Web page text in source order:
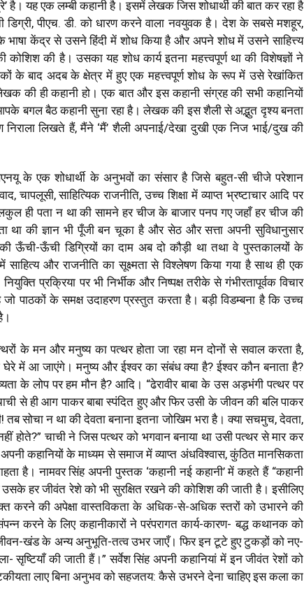
है। यह एक लम्बी कहानी है। इसमें लेखक जिस शोधार्थी की बात कर रहा है
डिग्री, पीएच. डी. को धारण करने वाला नवयुवक है। देश के सबसे मशहूर,
के भाषा केंद्र से उसने हिंदी में शोध किया है और अपने शोध में उसने साहित्त्य
की है। उसका यह शोध कार्य इतना महत्त्वपूर्ण था की विशेषज्ञों ने
के बाद अदब के क्षेत्र में हुए एक महत्त्वपूर्ण शोध के रूप में उसे रेखांकित
की ही कहानी हो। एक बात और इस कहानी संग्रह की सभी कहानियों
बगल बैठ कहानी सुना रहा है। लेखक की इस शैली से अद्भुत दृश्य बनता
निराला लिखते हैं, मैंने ‘मैं’ शैली अपनाई/देखा दुखी एक निज भाई/दुख की
के एक शोधार्थी के अनुभवों का संसार है जिसे बहुत-सी चीजे परेशान
चापलूसी, साहित्यिक राजनीति, उच्च शिक्षा में व्याप्त भ्रष्टाचार आदि पर
ही पता न था की सामने हर चीज के बाजार पनप गए जहाँ हर चीज की
था की ज्ञान भी पूँजी बन चूका है और सेठ और सत्ता अपनी सुविधानुसार
ऊँची-ऊँची डिग्रियों का दाम अब दो कौड़ी था तथा वे पुस्तकालयों के
और राजनीति का सूक्ष्मता से विश्लेषण किया गया है साथ ही एक
प्रक्रिया पर भी निर्भीक और निष्पक्ष तरीके से गंभीरतापूर्वक विचार
पाठकों के समक्ष उदाहरण प्रस्तुत करता है। बड़ी विडम्बना है कि उच्च
के मन और मनुष्य का पत्थर होता जा रहा मन दोनों से सवाल करता है,
में आ जाएंगे। मनुष्य और ईश्वर का संबंध क्या है? ईश्वर कौन बनाता है?
के लोप पर हम मौन है? आदि। “ढेरावीर बाबा के उस अड़भंगी पत्थर पर
से ही आग पाकर बाबा स्पंदित हुए और फिर उसी के जीवन की बलि पाकर
तब सोचा न था की देवता बनाना इतना जोखिम भरा है। क्या सचमुच, देवता,
होते?” चाची ने जिस पत्थर को भगवान बनाया था उसी पत्थर से मार कर
कहानियों के माध्यम से समाज में व्याप्त अंधविश्वास, कुंठित मानसिकता
है। नामवर सिंह अपनी पुस्तक ‘कहानी नई कहानी’ में कहते हैं “कहानी
हर जीवंत रेशे को भी सुरक्षित रखने की कोशिश की जाती है। इसीलिए
करने की अपेक्षा वास्तविकता के अधिक-से-अधिक स्तरों को उभारने की
करने के लिए कहानीकारों ने परंपरागत कार्य-कारण- बद्ध कथानक को
खंड के अन्य अनुभूति-तत्व उभर जाएँ। फिर इन टूटे हुए टुकड़ों को नए-
सृष्टियाँ की जाती हैं।” सर्वेश सिंह अपनी कहानियां में इन जीवंत रेशों को
लाए बिना अनुभव को सहजतय: कैसे उभरने देना चाहिए इस कला का